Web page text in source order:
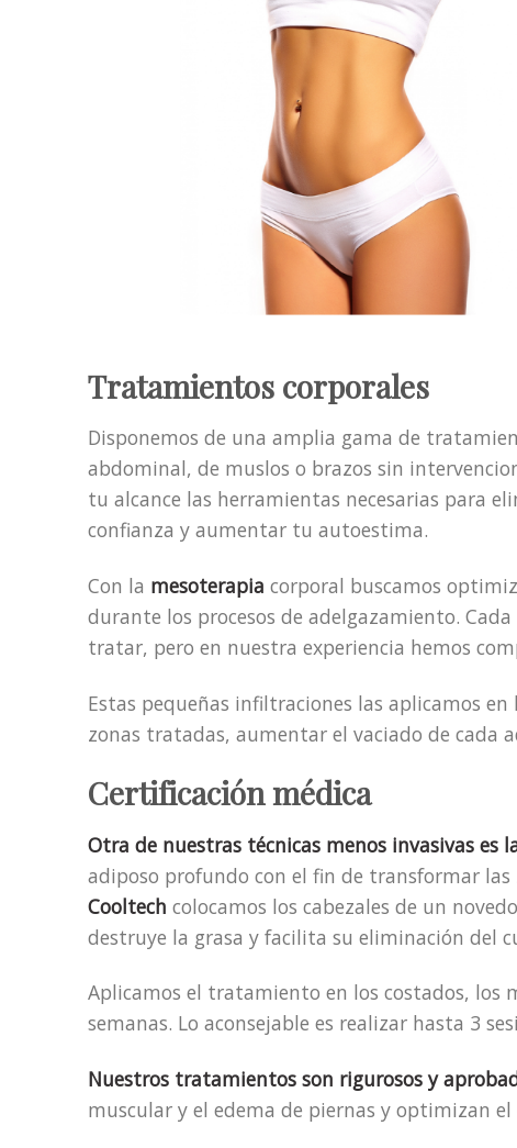
Tratamientos corporales
Disponemos de una amplia gama de
abdominal, de muslos o brazos sin
tu alcance las herramientas necesarias para
confianza y aumentar tu autoestima.
Con la mesoterapia corporal buscamos
durante los procesos de adelgazamiento.
tratar, pero en nuestra experiencia hemos
Estas pequeñas infiltraciones las aplicamos
zonas tratadas, aumentar el vaciado de cada
Certificación médica
Otra de nuestras técnicas menos invasivas es
adiposo profundo con el fin de transformar
Cooltech colocamos los cabezales de un
destruye la grasa y facilita su eliminación del
Aplicamos el tratamiento en los costados, los
semanas. Lo aconsejable es realizar hasta 3
Nuestros tratamientos son rigurosos y
muscular y el edema de piernas y optimizan